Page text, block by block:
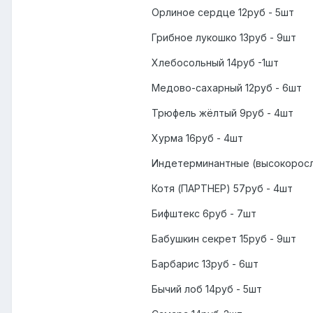
Орлиное сердце 12руб - 5шт
Грибное лукошко 13руб - 9шт
Хлебосольный 14руб -1шт
Медово-сахарный 12руб - 6шт
Трюфель жёлтый 9руб - 4шт
Хурма 16руб - 4шт
Индетерминантные
Котя (ПАРТНЕР) 57руб - 4шт
Бифштекс 6руб - 7шт
Бабушкин секрет 15руб - 9шт
Барбарис 13руб - 6шт
Бычий лоб 14руб - 5шт